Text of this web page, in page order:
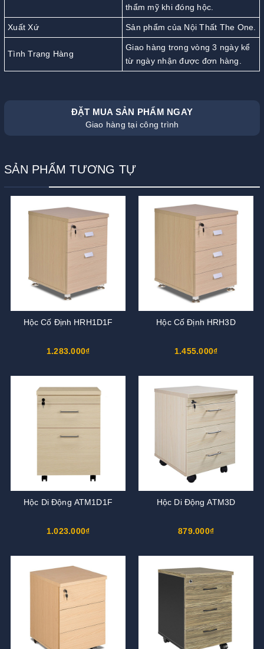
thẩm mỹ khi đóng hộc.
Xuất Xứ Sản phẩm của Nội Thất The One.
Tình Trạng Hàng
Giao hàng trong vòng 3 ngày kể
từ ngày nhận được đơn hàng.
ĐẶT MUA SẢN PHẨM NGAY
Giao hàng tại công trình
SẢN PHẨM TƯƠNG TỰ
Hộc Cố Định HRH1D1F
1.283.000₫
Hộc Cố Định HRH3D
1.455.000₫
Hộc Di Động ATM1D1F
1.023.000₫
Hộc Di Động ATM3D
879.000₫